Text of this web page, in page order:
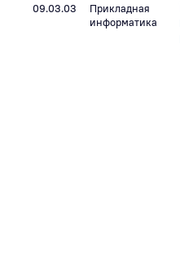
09.03.03
Прикладная
информатика